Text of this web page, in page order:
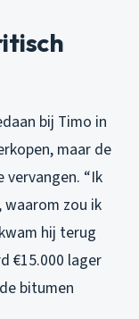
bij Timo in
maar de
“Ik
waarom zou ik
hij terug
€15.000 lager
bitumen